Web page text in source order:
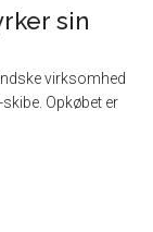
sin
virksomhed
Opkøbet er